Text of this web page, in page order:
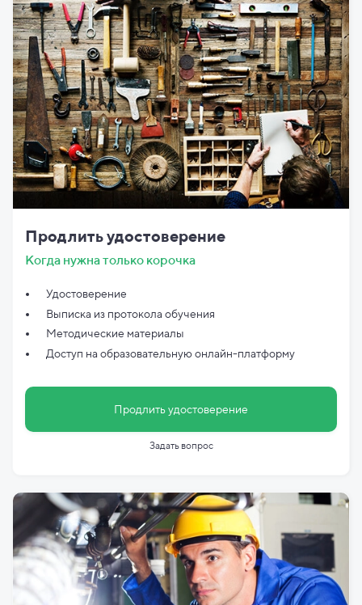
Продлить удостоверение
Когда нужна только корочка
Удостоверение
Выписка из протокола обучения
Методические материалы
Доступ на образовательную онлайн-платформу
Продлить удостоверение
Задать вопрос